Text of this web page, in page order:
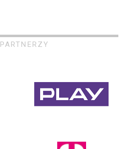
PARTNERZY